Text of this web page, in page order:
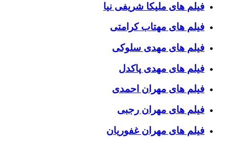
فیلم های ملیکا شریفی نیا
فیلم های مهتاب کرامتی
فیلم های مهدی سلوکی
فیلم های مهدی پاکدل
فیلم های مهران احمدی
فیلم های مهران رجبی
فیلم های مهران غفوریان